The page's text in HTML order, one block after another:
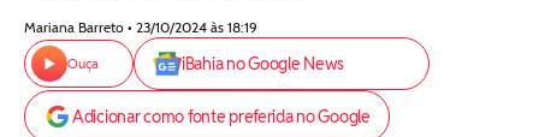
Mariana Barreto • 23/10/2024 às 18:19
Ouça iBahia no Google News
Adicionar como fonte preferida no Google